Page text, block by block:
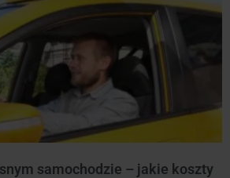
samochodzie – jakie koszty